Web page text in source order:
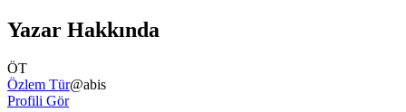
Yazar Hakkında
ÖT
Özlem Tür@abis
Profili Gör